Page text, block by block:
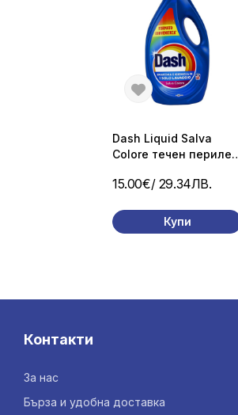
15.00€/ 29.34ЛВ.
Dash Liquid Salva
Colore течен перилен
пране, 60
Купи
Контакти
За нас
Бърза и удобна доставка